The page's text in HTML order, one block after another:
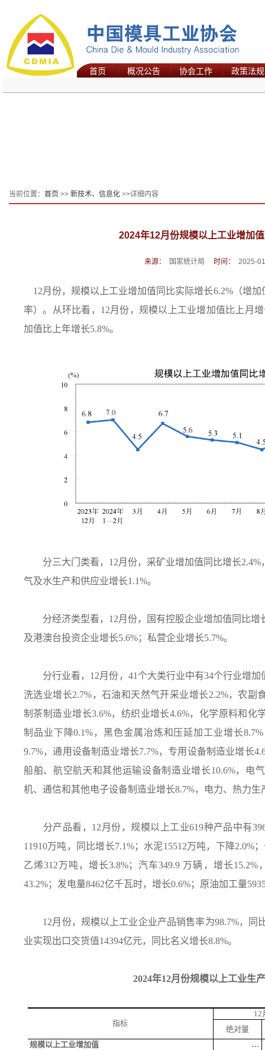
首页 概况公告 协会工作 政策法规
当前位置： 首页 >> 新技术、信息化 >>详细内容
2024年12月份规模以上工业增加
来源： 国家统计局 时间： 2025-
12月份，规模以上工业增加值同比实际增长6.2%（增加
率）。从环比看， 12月份，规模以上工业增加值比上月
加值比上年增长5.8%。
分三大门类看， 12月份，采矿业增加值同比增长2.4%
气及水生产和供应业增长1.1%。
分经济类型看， 12月份，国有控股企业增加值同比增
及港澳台投资企业增长5.6%；私营企业增长5.7%。
分行业看， 12月份， 41个大类行业中有34个行业增加
洗选业增长2.7% ，石油和天然气开采业增长2.2%，农副
制茶制造业增长3.6%，纺织业增长4.6%，化学原料和化
制品业下降0.1% ，黑色金属冶炼和压延加工业增长8.7%
9.7%，通用设备制造业增长7.7%，专用设备制造业增长
船舶、航空航天和其他运输设备制造业增长10.6%，电
机、通信和其他电子设备制造业增长8.7%，电力、热力生
分产品看， 12 月份，规模以上工业619种产品中有
11910万吨，同比增长7.1%；水泥15512万吨，下降2.0%
乙烯312万吨，增长3.8%；汽车349.9 万辆，增长15.2%
43.2%；发电量8462亿千瓦时，增长0.6%；原油加工量
12月份，规模以上工业企业产品销售率为98.7%，同
业实现出口交货值14394亿元，同比名义增长8.8%。
2024年12月份规模以上工业生
指标
12
绝对量
规模以上工业增加值
…